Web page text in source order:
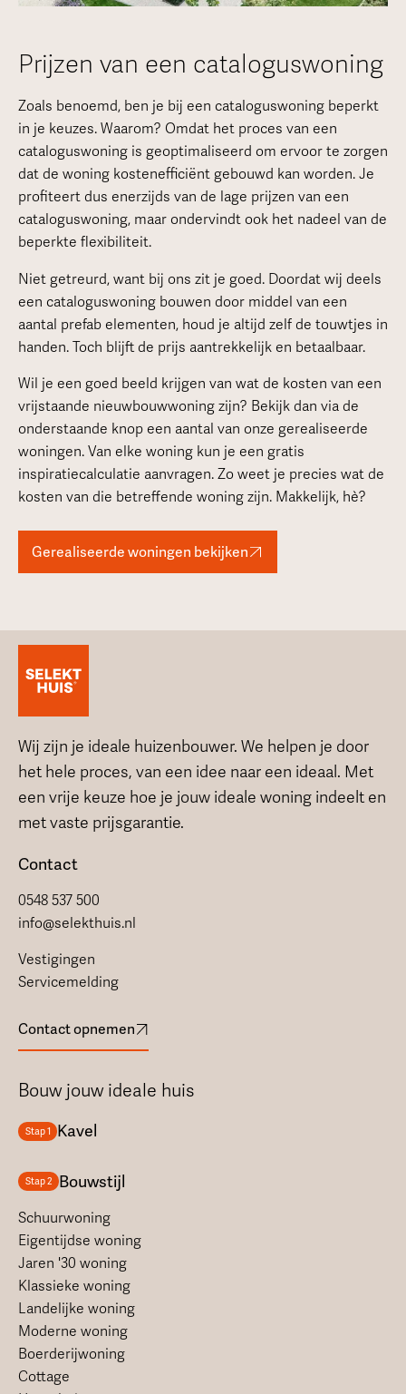
Prijzen van een cataloguswoning
Zoals benoemd, ben je bij een cataloguswoning beperkt
in je keuzes. Waarom? Omdat het proces van een
cataloguswoning is geoptimaliseerd om ervoor te zorgen
dat de woning kostenefficiënt gebouwd kan worden. Je
profiteert dus enerzijds van de lage prijzen van een
cataloguswoning, maar ondervindt ook het nadeel van de
beperkte flexibiliteit.
Niet getreurd, want bij ons zit je goed. Doordat wij deels
een cataloguswoning bouwen door middel van een
aantal prefab elementen, houd je altijd zelf de touwtjes in
handen. Toch blijft de prijs aantrekkelijk en betaalbaar.
Wil je een goed beeld krijgen van wat de kosten van een
vrijstaande nieuwbouwwoning zijn? Bekijk dan via de
onderstaande knop een aantal van onze gerealiseerde
woningen. Van elke woning kun je een gratis
inspiratiecalculatie aanvragen. Zo weet je precies wat de
kosten van die betreffende woning zijn. Makkelijk, hè?
Gerealiseerde woningen bekijken
Wij zijn je ideale huizenbouwer. We helpen je door
het hele proces, van een idee naar een ideaal. Met
een vrije keuze hoe je jouw ideale woning indeelt en
met vaste prijsgarantie.
Contact
0548 537 500
info@selekthuis.nl
Vestigingen
Servicemelding
Contact opnemen
Bouw jouw ideale huis
Stap 1 Kavel
Stap 2 Bouwstijl
Schuurwoning
Eigentijdse woning
Jaren '30 woning
Klassieke woning
Landelijke woning
Moderne woning
Boerderijwoning
Cottage